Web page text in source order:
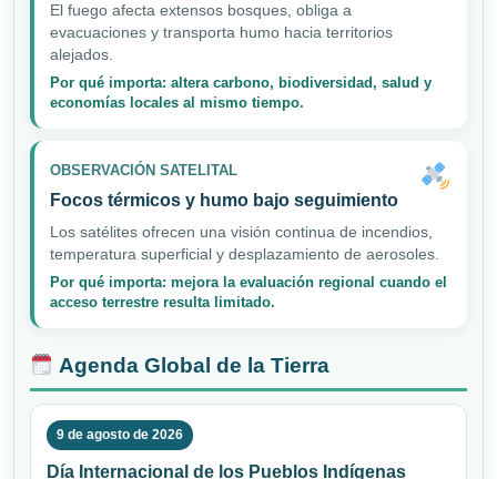
El fuego afecta extensos bosques, obliga a
evacuaciones y transporta humo hacia territorios
alejados.
Por qué importa: altera carbono, biodiversidad, salud y
economías locales al mismo tiempo.
OBSERVACIÓN SATELITAL
Focos térmicos y humo bajo seguimiento
Los satélites ofrecen una visión continua de incendios,
temperatura superficial y desplazamiento de aerosoles.
Por qué importa: mejora la evaluación regional cuando el
acceso terrestre resulta limitado.
Agenda Global de la Tierra
9 de agosto de 2026
Día Internacional de los Pueblos Indígenas